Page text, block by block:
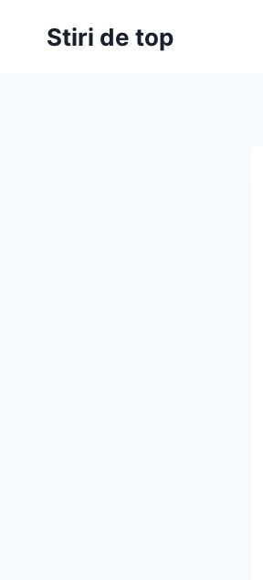
Stiri de top